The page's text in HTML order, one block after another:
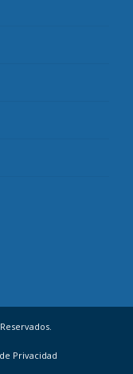
Privacidad